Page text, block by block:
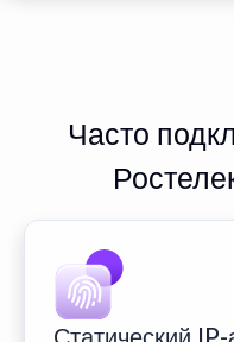
Часто